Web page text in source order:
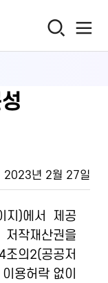
2023년 2월 27일
지)에서 제공
작재산권을
의2(공공저
용허락 없이